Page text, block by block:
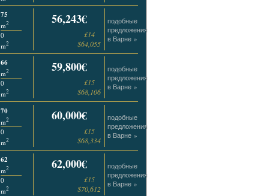
75
m2
0
m2
56,243€
£14
$64,055
подобные
предложения
в Варне »
66
m2
0
m2
59,800€
£15
$68,106
подобные
предложения
в Варне »
70
m2
0
m2
60,000€
£15
$68,334
подобные
предложения
в Варне »
62
m2
0
m2
62,000€
£15
$70,612
подобные
предложения
в Варне »